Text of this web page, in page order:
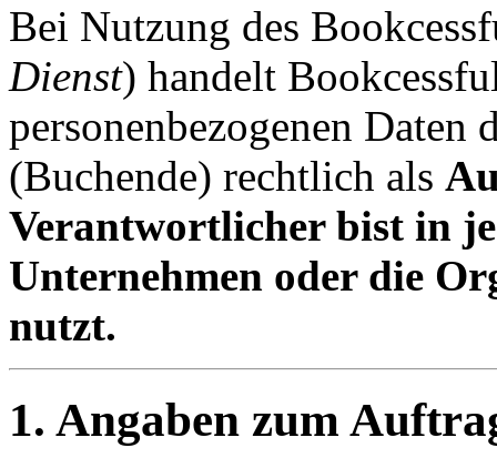
Bei Nutzung des
Dienst) handelt
personenbezogenen
(Buchende) rechtlich als
Verantwortlicher bist in
Unternehmen oder die
nutzt.
1. Angaben zum